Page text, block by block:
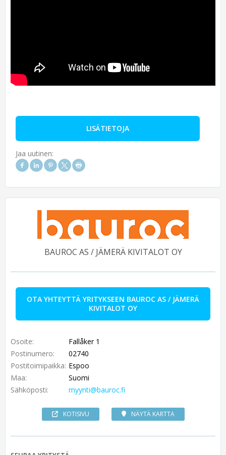
LISÄTIETOJA
Jaa uutinen:
BAUROC AS / JÄMERÄ KIVITALOT OY
OTA YHTEYTTÄ YRITYKSEEN BAUROC AS / JÄMERÄ
KIVITALOT OY
Osoite:
Fallåker 1
Postinumero:
02740
Postitoimipaikka: Espoo
Maa:
Suomi
Sähköposti:
myynti@bauroc.fi
KOTISIVU NÄYTÄ KARTTA